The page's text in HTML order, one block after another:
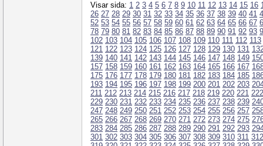
Visar sida: 1 2 3 4 5 6 7 8 9 10 11 12 13 14 15 16
26 27 28 29 30 31 32 33 34 35 36 37 38 39 40 41
52 53 54 55 56 57 58 59 60 61 62 63 64 65 66 67
78 79 80 81 82 83 84 85 86 87 88 89 90 91 92 93
102 103 104 105 106 107 108 109 110 111 112 113
121 122 123 124 125 126 127 128 129 130 131
139 140 141 142 143 144 145 146 147 148 149
157 158 159 160 161 162 163 164 165 166 167
175 176 177 178 179 180 181 182 183 184 185
193 194 195 196 197 198 199 200 201 202 203
211 212 213 214 215 216 217 218 219 220 221 222
229 230 231 232 233 234 235 236 237 238 239
247 248 249 250 251 252 253 254 255 256 257
265 266 267 268 269 270 271 272 273 274 275
283 284 285 286 287 288 289 290 291 292 293
301 302 303 304 305 306 307 308 309 310 311 312